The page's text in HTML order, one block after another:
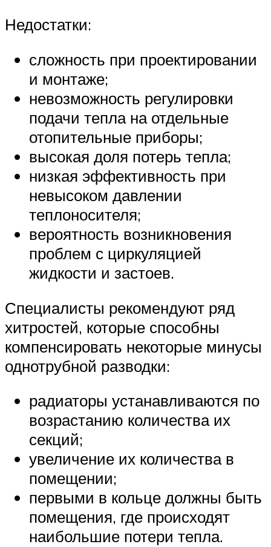
Недостатки:
сложность при проектировании
и монтаже;
невозможность регулировки
подачи тепла на отдельные
отопительные приборы;
высокая доля потерь тепла;
низкая эффективность при
невысоком давлении
теплоносителя;
вероятность возникновения
проблем с циркуляцией
жидкости и застоев.
Специалисты рекомендуют ряд
хитростей, которые способны
компенсировать некоторые минусы
однотрубной разводки:
радиаторы устанавливаются по
возрастанию количества их
секций;
увеличение их количества в
помещении;
первыми в кольце должны быть
помещения, где происходят
наибольшие потери тепла.